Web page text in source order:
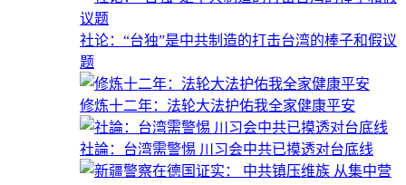
社论：“台独”是中共制造的打击台湾的棒子和假议
题
修炼十二年：法轮大法护佑我全家健康平安
社論：台湾需警惕 川习会中共已摸透对台底线